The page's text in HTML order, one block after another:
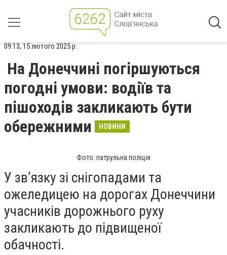
09:13, 15 лютого 2025 р.
На Донеччині погіршуються
погодні умови: водіїв та
пішоходів закликають бути
обережними
НОВИНИ
Фото: патрульна поліція
У зв’язку зі снігопадами та
ожеледицею на дорогах Донеччини
учасників дорожнього руху
закликають до підвищеної
обачності.